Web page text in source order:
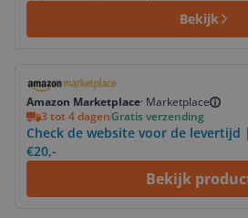
Bekijk
Amazon Marketplace· Marketplace
3 tot 4 dagenGratis verzending
Check de website voor de levertijd
€20,-
Bekijk
Bekijk product